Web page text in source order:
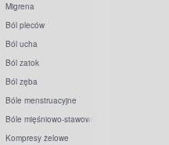
Migrena
Ból pleców
Ból ucha
Ból zatok
Ból zęba
Bóle menstruacyjne
Bóle mięśniowo-stawowe
Kompresy żelowe